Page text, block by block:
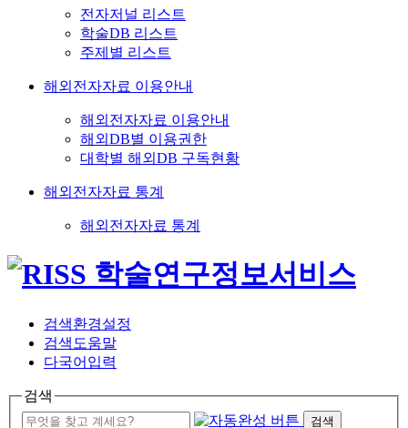
전자저널 리스트
학술DB 리스트
주제별 리스트
해외전자자료 이용안내
해외전자자료 이용안내
해외DB별 이용권한
대학별 해외DB 구독현황
해외전자자료 통계
해외전자자료 통계
검색환경설정
검색도움말
다국어입력
검색
검색